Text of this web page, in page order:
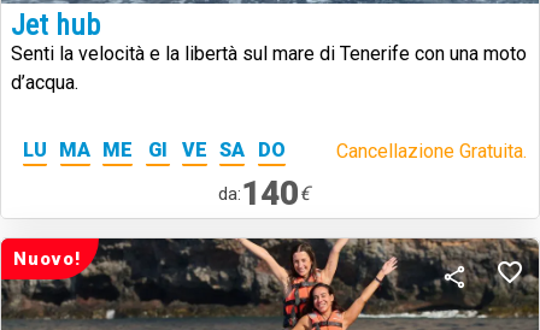
Jet hub
Senti la velocità e la libertà sul mare di Tenerife con una moto
d’acqua.
LU MA ME GI VE SA DO Cancellazione Gratuita.
da:140€
Nuovo!